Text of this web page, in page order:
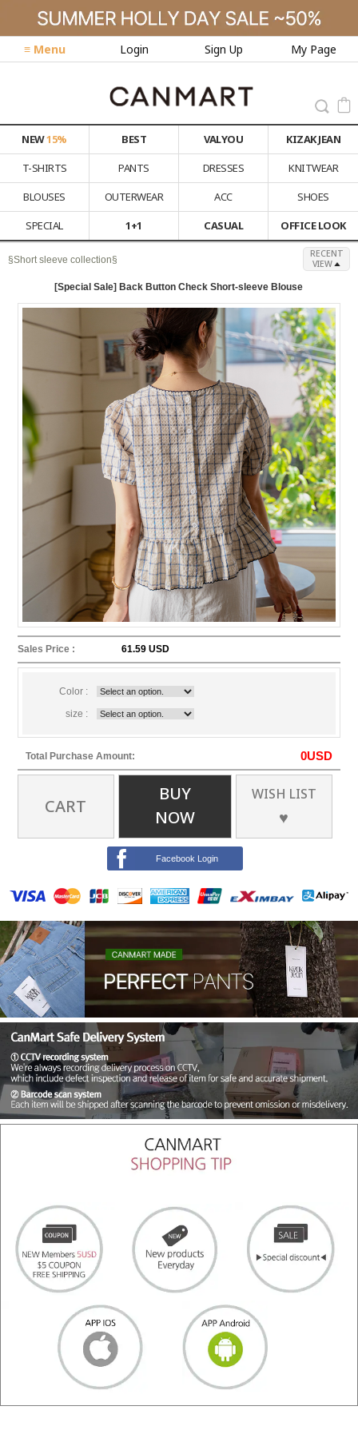
≡ Menu Login Sign Up My Page
NEW15% BEST VALYOU
KIZAK JEAN
T-SHIRTS
PANTS DRESSES
KNITWEAR
BLOUSES
OUTERWEAR ACC
SHOES
SPECIAL
1+1 CASUAL OFFICE LOOK
§Short sleeve collection§
RECENT
VIEW
[Special Sale] Back Button Check Short-sleeve Blouse
Sales Price : 61.59 USD
Color :
size :
Total Purchase Amount: 0USD
CART
BUY
NOW
WISH LIST
♥
Facebook Login